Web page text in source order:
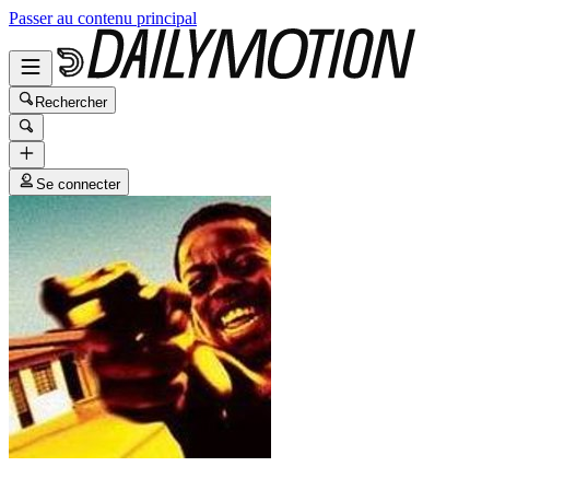
Passer au contenu principal
Rechercher
Se connecter